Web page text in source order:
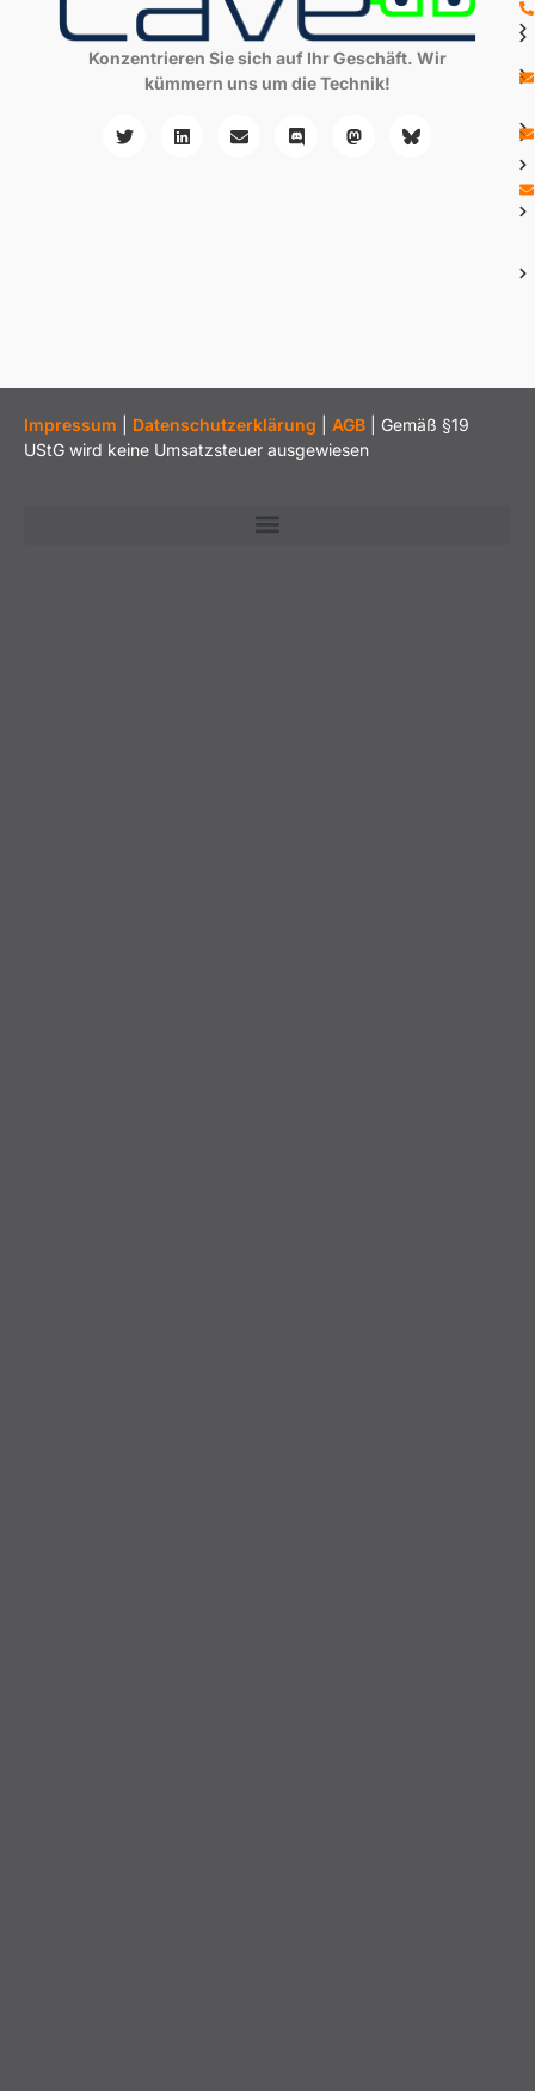
Konzentrieren Sie sich auf Ihr Geschäft. Wir
kümmern uns um die Technik!
Impressum Datenschutzerklärung AGB | Gemäß §19
UStG wird keine Umsatzsteuer ausgewiesen